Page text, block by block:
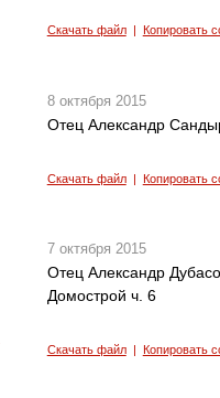
Скачать файл| Копировать
8 октября 2015
Отец Александр
Скачать файл| Копировать
7 октября 2015
Отец Александр
Домострой ч. 6
Скачать файл| Копировать